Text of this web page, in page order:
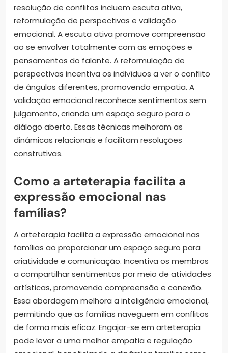
resolução de conflitos incluem escuta ativa,
reformulação de perspectivas e validação
emocional. A escuta ativa promove compreensão
ao se envolver totalmente com as emoções e
pensamentos do falante. A reformulação de
perspectivas incentiva os indivíduos a ver o conflito
de ângulos diferentes, promovendo empatia. A
validação emocional reconhece sentimentos sem
julgamento, criando um espaço seguro para o
diálogo aberto. Essas técnicas melhoram as
dinâmicas relacionais e facilitam resoluções
construtivas.
Como a arteterapia facilita a
expressão emocional nas
famílias?
A arteterapia facilita a expressão emocional nas
famílias ao proporcionar um espaço seguro para
criatividade e comunicação. Incentiva os membros
a compartilhar sentimentos por meio de atividades
artísticas, promovendo compreensão e conexão.
Essa abordagem melhora a inteligência emocional,
permitindo que as famílias naveguem em conflitos
de forma mais eficaz. Engajar-se em arteterapia
pode levar a uma melhor empatia e regulação